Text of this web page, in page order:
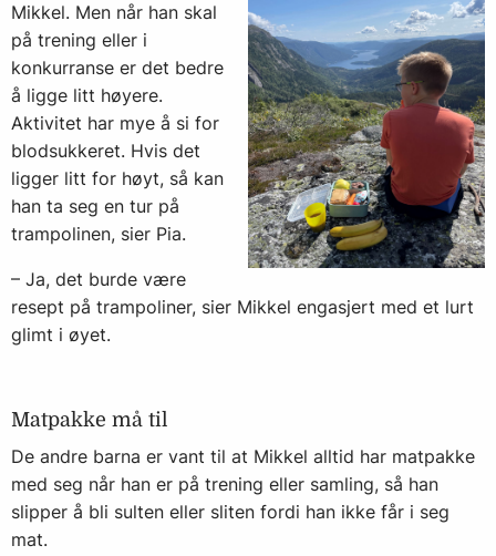
Mikkel. Men når han skal
på trening eller i
konkurranse er det bedre
å ligge litt høyere.
Aktivitet har mye å si for
blodsukkeret. Hvis det
ligger litt for høyt, så kan
han ta seg en tur på
trampolinen, sier Pia.
– Ja, det burde være
resept på trampoliner, sier Mikkel engasjert med et lurt
glimt i øyet.
Matpakke må til
De andre barna er vant til at Mikkel alltid har matpakke
med seg når han er på trening eller samling, så han
slipper å bli sulten eller sliten fordi han ikke får i seg
mat.